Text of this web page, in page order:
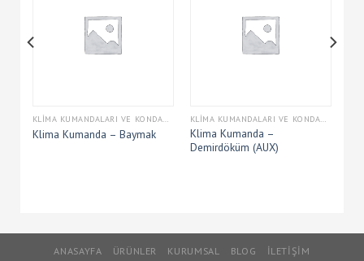
KLIMA KUMANDALARI VE KONDANSATÖRLERI
Klima Kumanda – Baymak
KLIMA KUMANDALARI VE KONDANSATÖRLERI
Klima Kumanda –
Demirdöküm (AUX)
ANASAYFA ÜRÜNLER KURUMSAL BLOG İLETIŞIM